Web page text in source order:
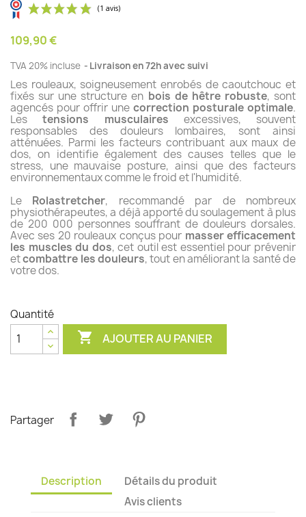
(1 avis)
109,90 €
TVA 20% incluse Livraison en 72h avec suivi
Les rouleaux, soigneusement enrobés de caoutchouc et
fixés sur une structure en bois de hêtre robuste, sont
agencés pour offrir une correction posturale optimale.
Les tensions musculaires excessives, souvent
responsables des douleurs lombaires, sont ainsi
atténuées. Parmi les facteurs contribuant aux maux de
dos, on identifie également des causes telles que le
stress, une mauvaise posture, ainsi que des facteurs
environnementaux comme le froid et l'humidité.
Le Rolastretcher, recommandé par de nombreux
physiothérapeutes, a déjà apporté du soulagement à plus
de 200 000 personnes souffrant de douleurs dorsales.
Avec ses 20 rouleaux conçus pour masser efficacement
les muscles du dos, cet outil est essentiel pour prévenir
etcombattre les douleurs, tout en améliorant la santé de
votre dos.
Quantité
 AJOUTER AU PANIER
Partager
Description
Détails du produit
Avis clients